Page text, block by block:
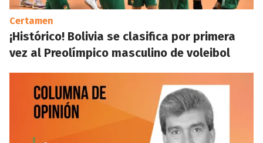
Certamen
¡Histórico! Bolivia se clasifica por primera
vez al Preolímpico masculino de voleibol